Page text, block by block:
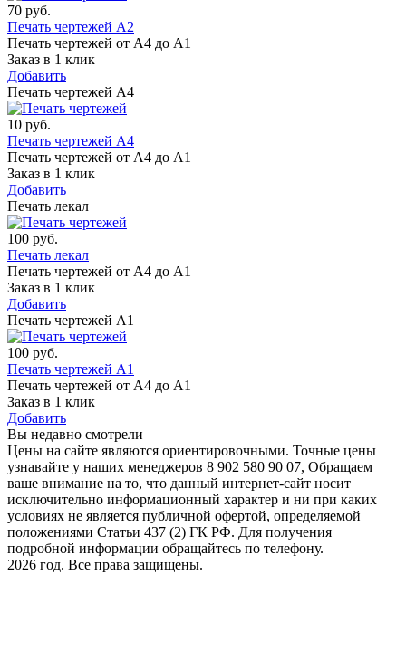
70 руб.
Печать чертежей А2
Печать чертежей от А4 до А1
Заказ в 1 клик
Добавить
Печать чертежей А4
10 руб.
Печать чертежей А4
Печать чертежей от А4 до А1
Заказ в 1 клик
Добавить
Печать лекал
100 руб.
Печать лекал
Печать чертежей от А4 до А1
Заказ в 1 клик
Добавить
Печать чертежей А1
100 руб.
Печать чертежей А1
Печать чертежей от А4 до А1
Заказ в 1 клик
Добавить
Вы недавно смотрели
Цены на сайте являются ориентировочными. Точные цены
узнавайте у наших менеджеров 8 902 580 90 07, Обращаем
ваше внимание на то, что данный интернет-сайт носит
исключительно информационный характер и ни при каких
условиях не является публичной офертой, определяемой
положениями Статьи 437 (2) ГК РФ. Для получения
подробной информации обращайтесь по телефону.
2026 год. Все права защищены.